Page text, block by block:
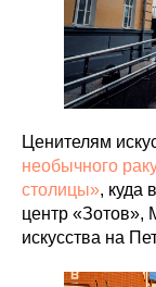
Ценителям
необычного
столицы», куда
центр «Зотов»,
искусства на